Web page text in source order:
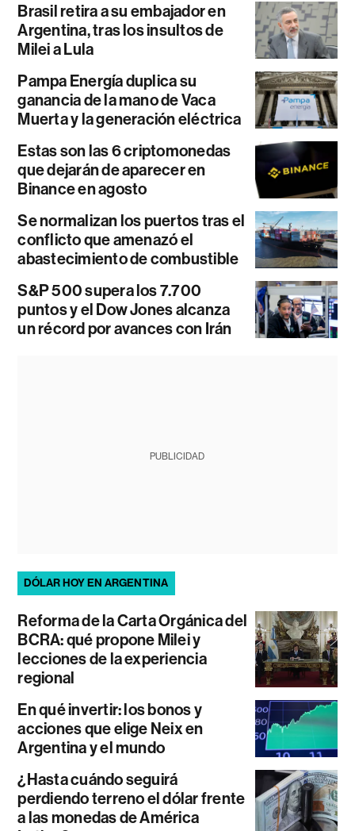
Brasil retira a su embajador en
Argentina, tras los insultos de
Milei a Lula
Pampa Energía duplica su
ganancia de la mano de Vaca
Muerta y la generación eléctrica
Estas son las 6 criptomonedas
que dejarán de aparecer en
Binance en agosto
Se normalizan los puertos tras el
conflicto que amenazó el
abastecimiento de combustible
S&P 500 supera los 7.700
puntos y el Dow Jones alcanza
un récord por avances con Irán
PUBLICIDAD
DÓLAR HOY EN ARGENTINA
Reforma de la Carta Orgánica del
BCRA: qué propone Milei y
lecciones de la experiencia
regional
En qué invertir: los bonos y
acciones que elige Neix en
Argentina y el mundo
¿Hasta cuándo seguirá
perdiendo terreno el dólar frente
a las monedas de América